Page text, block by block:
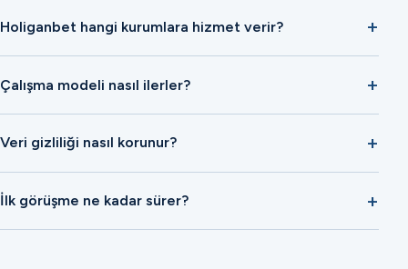
Holiganbet hangi kurumlara hizmet verir?
Çalışma modeli nasıl ilerler?
Veri gizliliği nasıl korunur?
İlk görüşme ne kadar sürer?